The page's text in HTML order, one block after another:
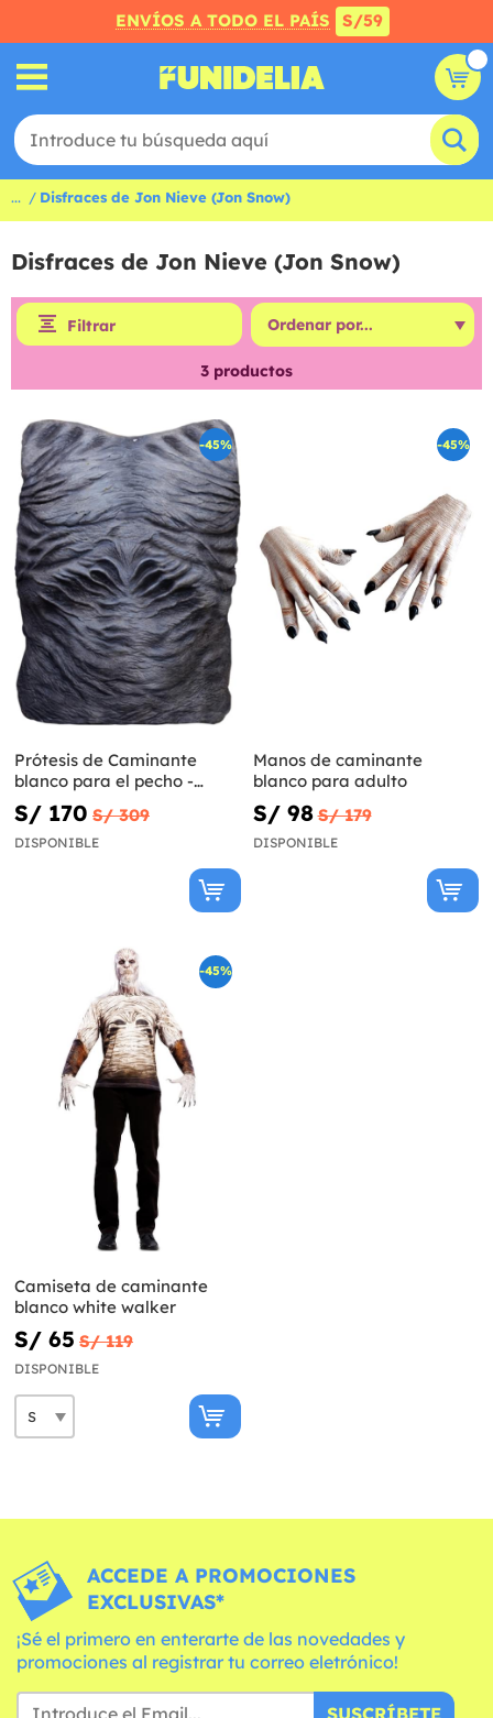
ENVÍOS A TODO EL PAÍS S/59
... Disfraces de Jon Nieve (Jon Snow)
Disfraces de Jon Nieve (Jon Snow)
Filtrar
3 productos
-45%
Prótesis de Caminante
blanco para el pecho -
Juego de tronos
S/ 170 S/ 309
DISPONIBLE
-45%
Manos de caminante
blanco para adulto
S/ 98 S/ 179
DISPONIBLE
-45%
Camiseta de caminante
blanco white walker
S/ 65 S/ 119
DISPONIBLE
ACCEDE A PROMOCIONES
EXCLUSIVAS*
¡Sé el primero en enterarte de las novedades y
promociones al registrar tu correo eletrónico!